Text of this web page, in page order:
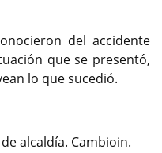
del accidente
que se presentó,
lo que sucedió.
alcaldía. Cambioin.